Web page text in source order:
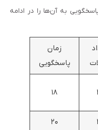
به آن‌ها را در ادامه
زمان
پاسخگویی
۱۸
۲۰